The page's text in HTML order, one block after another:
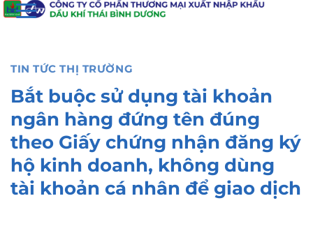
đến
TIN TỨC THỊ TRƯỜNG
Bắt buộc sử dụng tài khoản
ngân hàng đứng tên đúng
theo Giấy chứng nhận đăng ký
hộ kinh doanh, không dùng
tài khoản cá nhân để giao dịch